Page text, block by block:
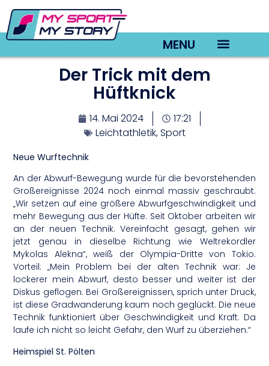
MENU
Der Trick mit dem
Hüftknick
14. Mai 2024
17:21
Leichtathletik,Sport
Neue Wurftechnik
An der Abwurf-Bewegung wurde für die bevorstehenden
Großereignisse 2024 noch einmal massiv geschraubt.
„Wir setzen auf eine größere Abwurfgeschwindigkeit und
mehr Bewegung aus der Hüfte. Seit Oktober arbeiten wir
an der neuen Technik. Vereinfacht gesagt, gehen wir
jetzt genau in dieselbe Richtung wie Weltrekordler
Mykolas Alekna“, weiß der Olympia-Dritte von Tokio.
Vorteil: „Mein Problem bei der alten Technik war: Je
lockerer mein Abwurf, desto besser und weiter ist der
Diskus geflogen. Bei Großereignissen, sprich unter Druck,
ist diese Gradwanderung kaum noch geglückt. Die neue
Technik funktioniert über Geschwindigkeit und Kraft. Da
laufe ich nicht so leicht Gefahr, den Wurf zu überziehen.“
Heimspiel St. Pölten